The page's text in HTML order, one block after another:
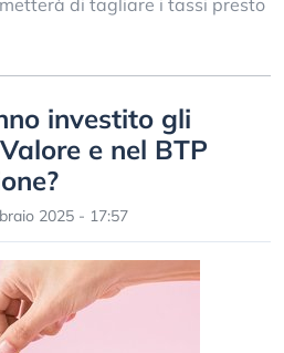
di tagliare i tassi presto
investito gli
e nel BTP
2025 - 17:57